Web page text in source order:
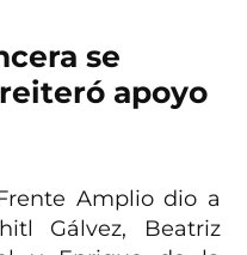
se
apoyo
Amplio dio a
Gálvez, Beatriz